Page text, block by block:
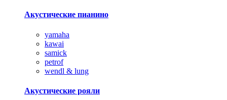
Акустические пианино
yamaha
kawai
samick
petrof
wendl & lung
Акустические рояли